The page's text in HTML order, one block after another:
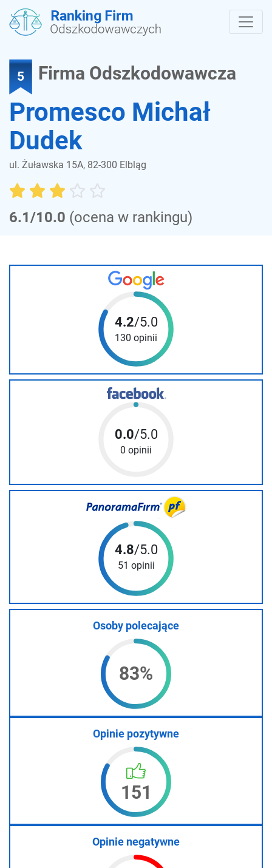
5 Firma Odszkodowawcza
Promesco Michał
Dudek
ul. Żuławska 15A, 82-300 Elbląg
6.1/10.0 (ocena w rankingu)
4.2/5.0
130 opinii
0.0/5.0
0 opinii
4.8/5.0
51 opinii
Osoby polecające
83%
Opinie pozytywne
151
Opinie negatywne